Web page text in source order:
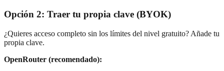
Opción 2: Traer tu propia clave (BYOK)
¿Quieres acceso completo sin los límites del nivel gratuito? Añade tu
propia clave.
OpenRouter (recomendado):